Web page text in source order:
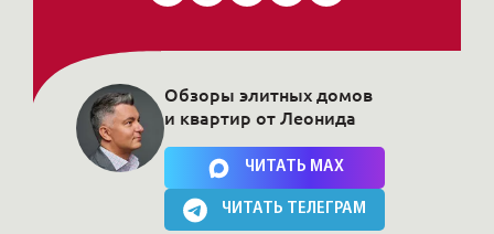
Нажимая на кнопку, Вы соглашаетесь c политикой сайта
Обзоры элитных домов
и квартир от Леонида
ЧИТАТЬ MAX
ЧИТАТЬ ТЕЛЕГРАМ